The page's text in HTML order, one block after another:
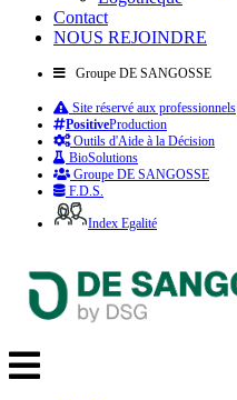
Contact
NOUS REJOINDRE
Groupe DE SANGOSSE
Site réservé aux professionnels
PositiveProduction
Outils d'Aide à la Décision
BioSolutions
Groupe DE SANGOSSE
F.D.S.
Index Egalité